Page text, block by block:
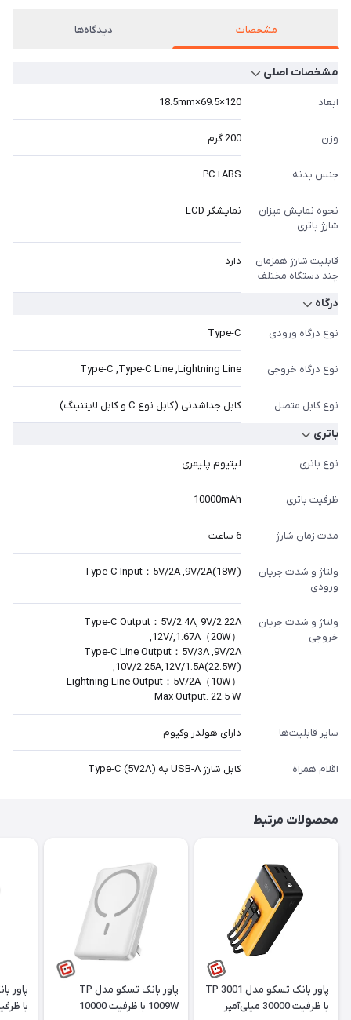
مشخصات دیدگاه‌ها
مشخصات اصلی
ابعاد 120×69.5×18.5mm
وزن 200 گرم
جنس بدنه PC+ABS
نحوه نمایش میزان
شارژ باتری
نمایشگر LCD
قابلیت شارژ همزمان
چند دستگاه مختلف
دارد
درگاه
نوع درگاه ورودی Type-C
نوع درگاه خروجی Type-C ,Type-C Line ,Lightning Line
نوع کابل متصل کابل جداشدنی (کابل نوع C و کابل لایتنینگ)
باتری
نوع باتری لیتیوم پلیمری
ظرفیت باتری 10000mAh
مدت زمان شارژ 6 ساعت
ولتاژ و شدت جریان
ورودی
Type-C Input：5V/2A ,9V/2A(18W)
ولتاژ و شدت جریان
خروجی
Type-C Output：5V/2.4A, 9V/2.22A
,12V/,1.67A（20W）
Type-C Line Output：5V/3A ,9V/2A
,10V/2.25A,12V/1.5A(22.5W)
Lightning Line Output：5V/2A（10W）
Max Output: 22.5 W
سایر قابلیت‌ها دارای هولدر وکیوم
اقلام همراه کابل شارژ USB-A به Type-C (5V2A)
محصولات مرتبط
پاور بانک تسکو مدل TP 3001
با ظرفیت 30000 میلی‌آمپر
پاور بانک تسکو مدل TP
1009W با ظرفیت 10000